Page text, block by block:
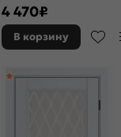
щитовая
4 470₽
В корзину